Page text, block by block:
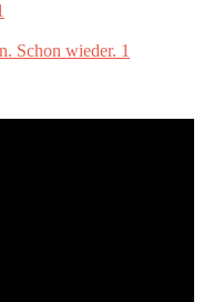
Schon wieder. 1